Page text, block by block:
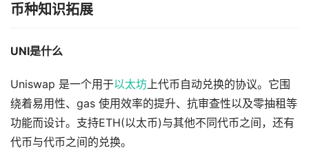
币种知识拓展
UNI是什么
Uniswap 是一个用于以太坊 上代币自动兑换的协议。它围
绕着易用性、gas 使用效率的提升、抗审查性以及零抽租等
功能而设计。支持ETH(以太币)与其他不同代币之间，还有
代币与代币之间的兑换。